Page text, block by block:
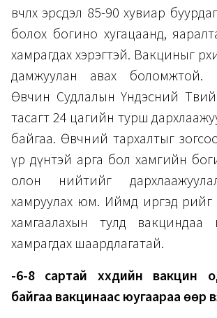
өвчлөх эрсдэл 85-90 хувиар
болох богино хугацаанд,
хамрагдах хэрэгтэй. Вакциныг
дамжуулан авах боломжтой.
Өвчин Судлалын Үндэсний
тасагт 24 цагийн турш
байгаа. Өвчний тархалтыг
үр дүнтэй арга бол хамгийн
олон нийтийг
хамруулах юм. Иймд иргэд
хамгаалахын тулд вакциндаа
хамрагдах шаардлагатай.
-6-8 сартай хүүхдийн вакцин
байгаа вакцинаас юугаараа өөр